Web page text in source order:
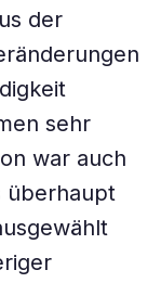
der
sehr
war auch
überhaupt